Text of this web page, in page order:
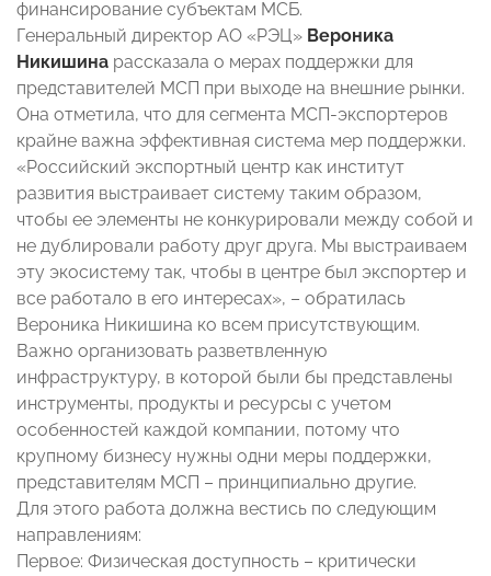
финансирование субъектам МСБ.
Генеральный директор АО «РЭЦ» Вероника
Никишина рассказала о мерах поддержки для
представителей МСП при выходе на внешние рынки.
Она отметила, что для сегмента МСП-экспортеров
крайне важна эффективная система мер поддержки.
«Российский экспортный центр как институт
развития выстраивает систему таким образом,
чтобы ее элементы не конкурировали между собой и
не дублировали работу друг друга. Мы выстраиваем
эту экосистему так, чтобы в центре был экспортер и
все работало в его интересах», – обратилась
Вероника Никишина ко всем присутствующим.
Важно организовать разветвленную
инфраструктуру, в которой были бы представлены
инструменты, продукты и ресурсы с учетом
особенностей каждой компании, потому что
крупному бизнесу нужны одни меры поддержки,
представителям МСП – принципиально другие.
Для этого работа должна вестись по следующим
направлениям:
Первое: Физическая доступность – критически